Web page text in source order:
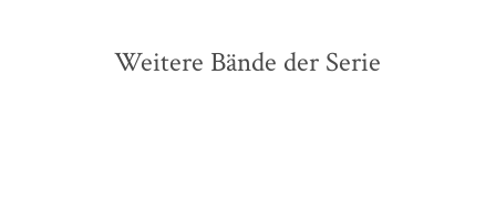
Weitere Bände der Serie